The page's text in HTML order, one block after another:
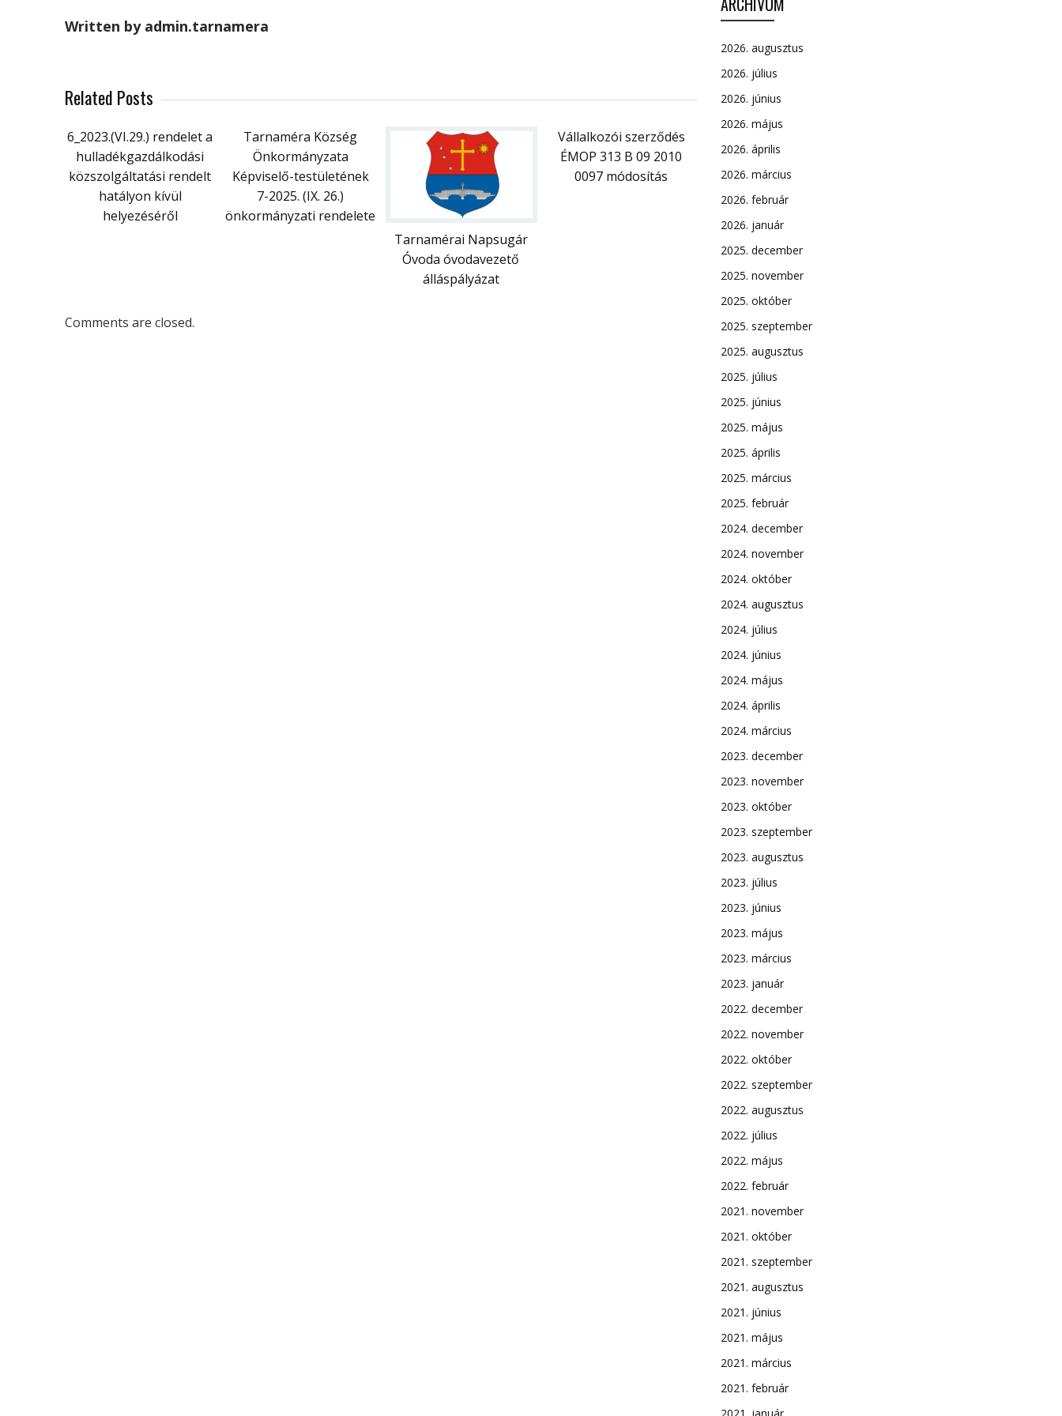
Written by admin.tarnamera
Related Posts
6_2023.(VI.29.) rendelet a
hulladékgazdálkodási
közszolgáltatási rendelt
hatályon kívül
helyezéséről
Tarnaméra Község
Önkormányzata
Képviselő-testületének
7-2025. (IX. 26.)
önkormányzati rendelete
Tarnamérai Napsugár
Óvoda óvodavezető
álláspályázat
Vállalkozói szerződés
ÉMOP 313 B 09 2010
0097 módosítás
Comments are closed.
2026. augusztus
2026. július
2026. június
2026. május
2026. április
2026. március
2026. február
2026. január
2025. december
2025. november
2025. október
2025. szeptember
2025. augusztus
2025. július
2025. június
2025. május
2025. április
2025. március
2025. február
2024. december
2024. november
2024. október
2024. augusztus
2024. július
2024. június
2024. május
2024. április
2024. március
2023. december
2023. november
2023. október
2023. szeptember
2023. augusztus
2023. július
2023. június
2023. május
2023. március
2023. január
2022. december
2022. november
2022. október
2022. szeptember
2022. augusztus
2022. július
2022. május
2022. február
2021. november
2021. október
2021. szeptember
2021. augusztus
2021. június
2021. május
2021. március
2021. február